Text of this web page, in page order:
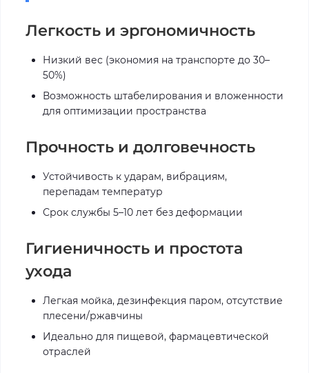
Легкость и эргономичность
Низкий вес (экономия на транспорте до 30–
50%)
Возможность штабелирования и вложенности
для оптимизации пространства
Прочность и долговечность
Устойчивость к ударам, вибрациям,
перепадам температур
Срок службы 5–10 лет без деформации
Гигиеничность и простота
ухода
Легкая мойка, дезинфекция паром, отсутствие
плесени/ржавчины
Идеально для пищевой, фармацевтической
отраслей